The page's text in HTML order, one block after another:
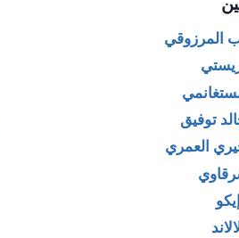
الجيش في العهد
المرزوقي
توفيق
العمري